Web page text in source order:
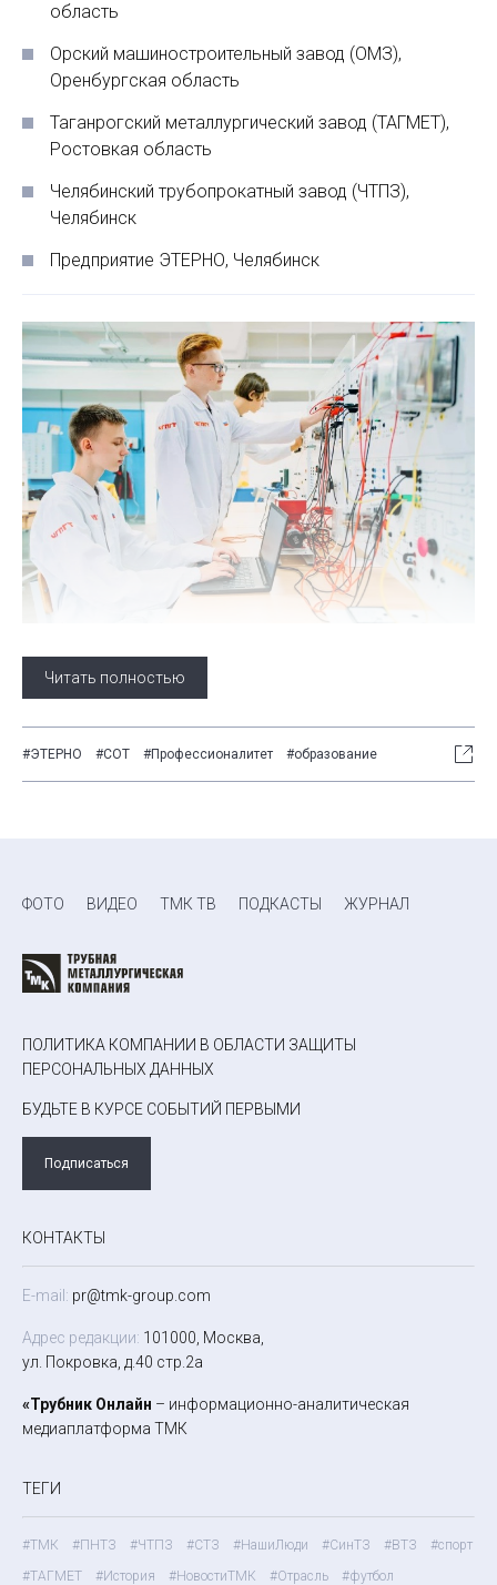
область
Орский машиностроительный завод (ОМЗ),
Оренбургская область
Таганрогский металлургический завод (ТАГМЕТ),
Ростовкая область
Челябинский трубопрокатный завод (ЧТПЗ),
Челябинск
Предприятие ЭТЕРНО, Челябинск
Читать полностью
#ЭТЕРНО #СОТ #Профессионалитет #образование
ФОТО ВИДЕО ТМК ТВ ПОДКАСТЫ ЖУРНАЛ
ПОЛИТИКА КОМПАНИИ В ОБЛАСТИ ЗАЩИТЫ
ПЕРСОНАЛЬНЫХ ДАННЫХ
БУДЬТЕ В КУРСЕ СОБЫТИЙ ПЕРВЫМИ
Подписаться
КОНТАКТЫ
E-mail: pr@tmk-group.com
Адрес редакции: 101000, Москва,
ул. Покровка, д.40 стр.2а
«Трубник Онлайн – информационно-аналитическая
медиаплатформа ТМК
ТЕГИ
#ТМК #ПНТЗ #ЧТПЗ #СТЗ #НашиЛюди #СинТЗ #ВТЗ
#спорт
#ТАГМЕТ
#История #НовостиТМК #Отрасль #футбол